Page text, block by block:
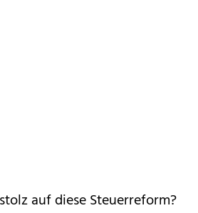
auf diese Steuerreform?